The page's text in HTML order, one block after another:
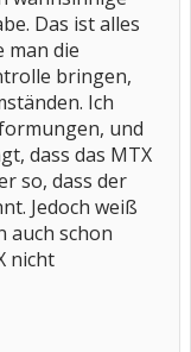
Das ist alles
man die
bringen,
Ich
und
dass das MTX
so, dass der
Jedoch weiß
auch schon
nicht